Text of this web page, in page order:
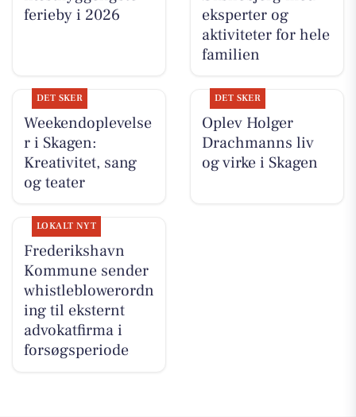
ferieby i 2026
eksperter og
aktiviteter for hele
familien
DET SKER
Weekendoplevelse
r i Skagen:
Kreativitet, sang
og teater
DET SKER
Oplev Holger
Drachmanns liv
og virke i Skagen
LOKALT NYT
Frederikshavn
Kommune sender
whistleblowerordn
ing til eksternt
advokatfirma i
forsøgsperiode